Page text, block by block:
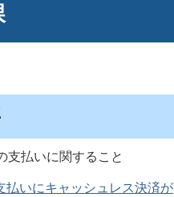
支払いに関すること
払いにキャッシュレス決済が